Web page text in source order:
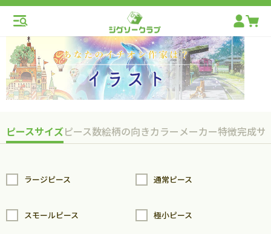
ピースサイズピース数絵柄の向きカラーメーカー特徴完成サ
ラージピース 通常ピース
スモールピース 極小ピース